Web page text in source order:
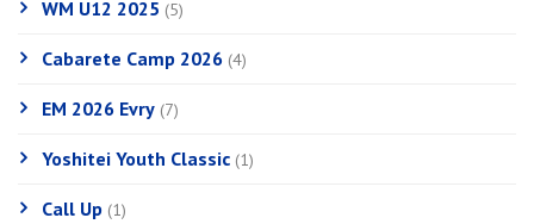
WM U12 2025 (5)
Cabarete Camp 2026 (4)
EM 2026 Evry (7)
Yoshitei Youth Classic (1)
Call Up (1)